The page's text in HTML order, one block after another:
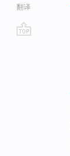
翻译